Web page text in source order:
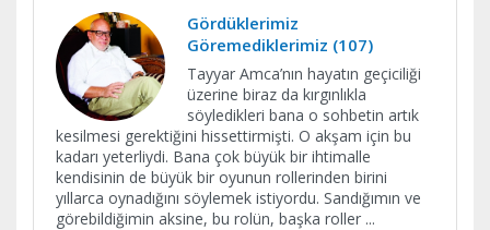
Gördüklerimiz
Göremediklerimiz (107)
Tayyar Amca’nın hayatın geçiciliği
üzerine biraz da kırgınlıkla
söyledikleri bana o sohbetin artık
kesilmesi gerektiğini hissettirmişti. O akşam için bu
kadarı yeterliydi. Bana çok büyük bir ihtimalle
kendisinin de büyük bir oyunun rollerinden birini
yıllarca oynadığını söylemek istiyordu. Sandığımın ve
görebildiğimin aksine, bu rolün, başka roller ...